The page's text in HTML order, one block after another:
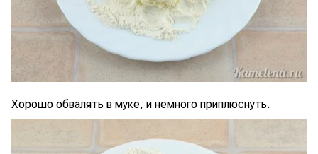
Хорошо обвалять в муке, и немного приплюснуть.